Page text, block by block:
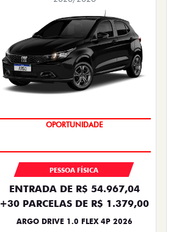
BÔNUS DE 6 MIL REAIS
PESSOA FÍSICA
ENTRADA DE R$ 54.967,04
+30 PARCELAS DE R$ 1.379,00
ARGO DRIVE 1.0 FLEX 4P 2026